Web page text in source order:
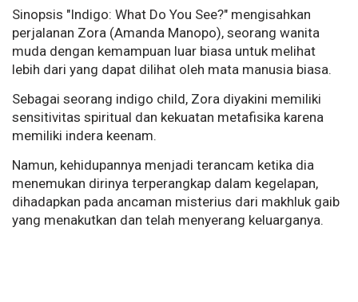
Sinopsis "Indigo: What Do You See?" mengisahkan
perjalanan Zora (Amanda Manopo), seorang wanita
muda dengan kemampuan luar biasa untuk melihat
lebih dari yang dapat dilihat oleh mata manusia biasa.
Sebagai seorang indigo child, Zora diyakini memiliki
sensitivitas spiritual dan kekuatan metafisika karena
memiliki indera keenam.
Namun, kehidupannya menjadi terancam ketika dia
menemukan dirinya terperangkap dalam kegelapan,
dihadapkan pada ancaman misterius dari makhluk gaib
yang menakutkan dan telah menyerang keluarganya.